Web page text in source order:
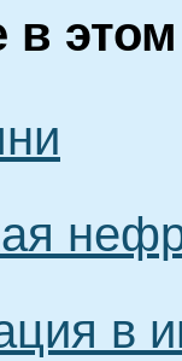
в
в